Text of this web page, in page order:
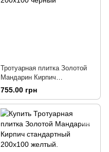
Тротуарная плитка Золотой
Мандарин Кирпич
стандартный 200х100 черный
755.00 грн